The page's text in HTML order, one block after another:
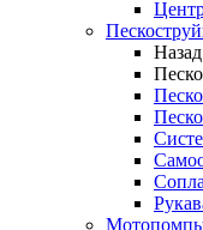
Назад